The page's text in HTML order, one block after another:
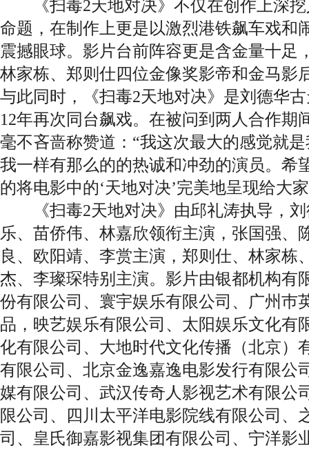
《扫毒2天地对决》不仅在创作上深挖
命题，在制作上更是以激烈港铁飙车戏和
震撼眼球。影片台前阵容更是含金量十足
林家栋、郑则仕四位金像奖影帝和金马影
与此同时，《扫毒2天地对决》是刘德华
12年再次同台飙戏。在被问到两人合作期
毫不吝啬称赞道：“我这次最大的感觉就
我一样有那么的的热诚和冲劲的演员。希
的将电影中的‘天地对决’完美地呈现给大
《扫毒2天地对决》由邱礼涛执导，刘
乐、苗侨伟、林嘉欣领衔主演，张国强、
良、欧阳靖、李赏主演，郑则仕、林家栋
杰、李璨琛特别主演。影片由银都机构有
份有限公司、寰宇娱乐有限公司、广州巿
品，映艺娱乐有限公司、太阳娱乐文化有
化有限公司、大地时代文化传播（北京）
有限公司、北京金逸嘉逸电影发行有限公
媒有限公司、武汉传奇人影视艺术有限公
限公司、四川太平洋电影院线有限公司、
司、皇氏御嘉影视集团有限公司、宁洋影